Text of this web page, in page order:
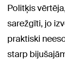
Politķis
sarežgīti, jo
praktiski
starp